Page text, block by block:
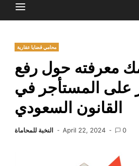
محامي قضايا عقارية
معرفته حول رفع
على المستأجر في
القانون السعودي
النخبة للمحاماة April 22, 2024 0